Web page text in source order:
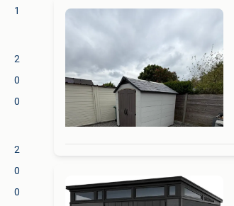
1
2
0
0
2
0
0